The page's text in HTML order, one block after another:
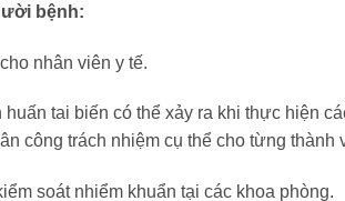
bệnh:
nhân viên y tế.
tai biến có thể xảy ra khi thực hiện
công trách nhiệm cụ thể cho từng thành
soát nhiểm khuẩn tại các khoa phòng.